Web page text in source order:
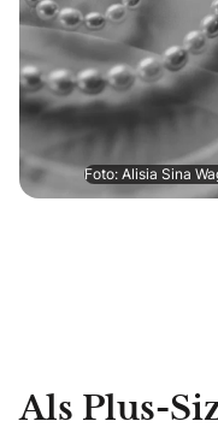
Foto: Alisia Sina
Als Plus-